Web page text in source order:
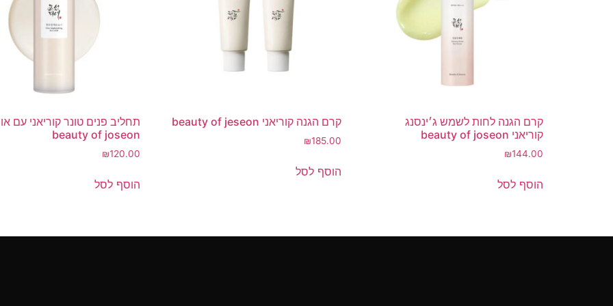
קרם הגנה לחות לשמש ג׳ינסנג
קוריאני beauty of joseon
₪144.00
הוסף לסל
קרם הגנה קוריאני beauty of jeseon
₪185.00
הוסף לסל
תחליב פנים טונר קוריאני עם
beauty of joseon
₪120.00
הוסף לסל